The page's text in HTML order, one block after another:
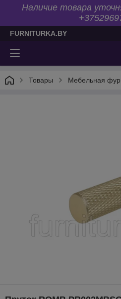
Наличие товара
FURNITURKA.BY
Товары Мебельная